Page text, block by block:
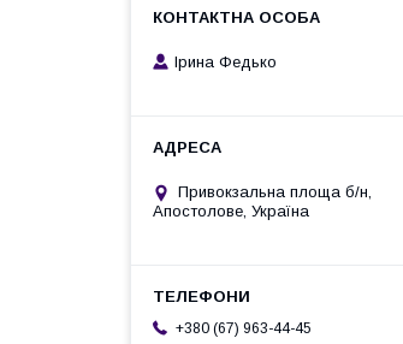
Ірина Федько
Привокзальна площа б/н,
Апостолове, Україна
+380 (67) 963-44-45